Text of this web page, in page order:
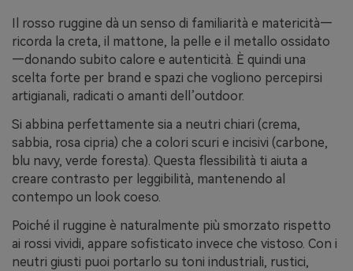
Il rosso ruggine dà un senso di familiarità e matericità—
ricorda la creta, il mattone, la pelle e il metallo ossidato
—donando subito calore e autenticità. È quindi una
scelta forte per brand e spazi che vogliono percepirsi
artigianali, radicati o amanti dell’outdoor.
Si abbina perfettamente sia a neutri chiari (crema,
sabbia, rosa cipria) che a colori scuri e incisivi (carbone,
blu navy, verde foresta). Questa flessibilità ti aiuta a
creare contrasto per leggibilità, mantenendo al
contempo un look coeso.
Poiché il ruggine è naturalmente più smorzato rispetto
ai rossi vividi, appare sofisticato invece che vistoso. Con i
neutri giusti puoi portarlo su toni industriali, rustici,